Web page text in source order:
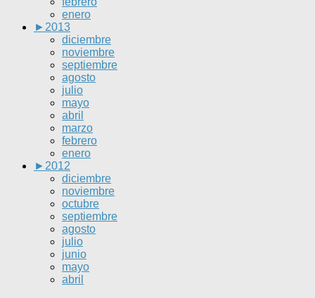
enero
► 2013
diciembre
noviembre
septiembre
agosto
julio
mayo
abril
marzo
febrero
enero
► 2012
diciembre
noviembre
octubre
septiembre
agosto
julio
junio
mayo
abril